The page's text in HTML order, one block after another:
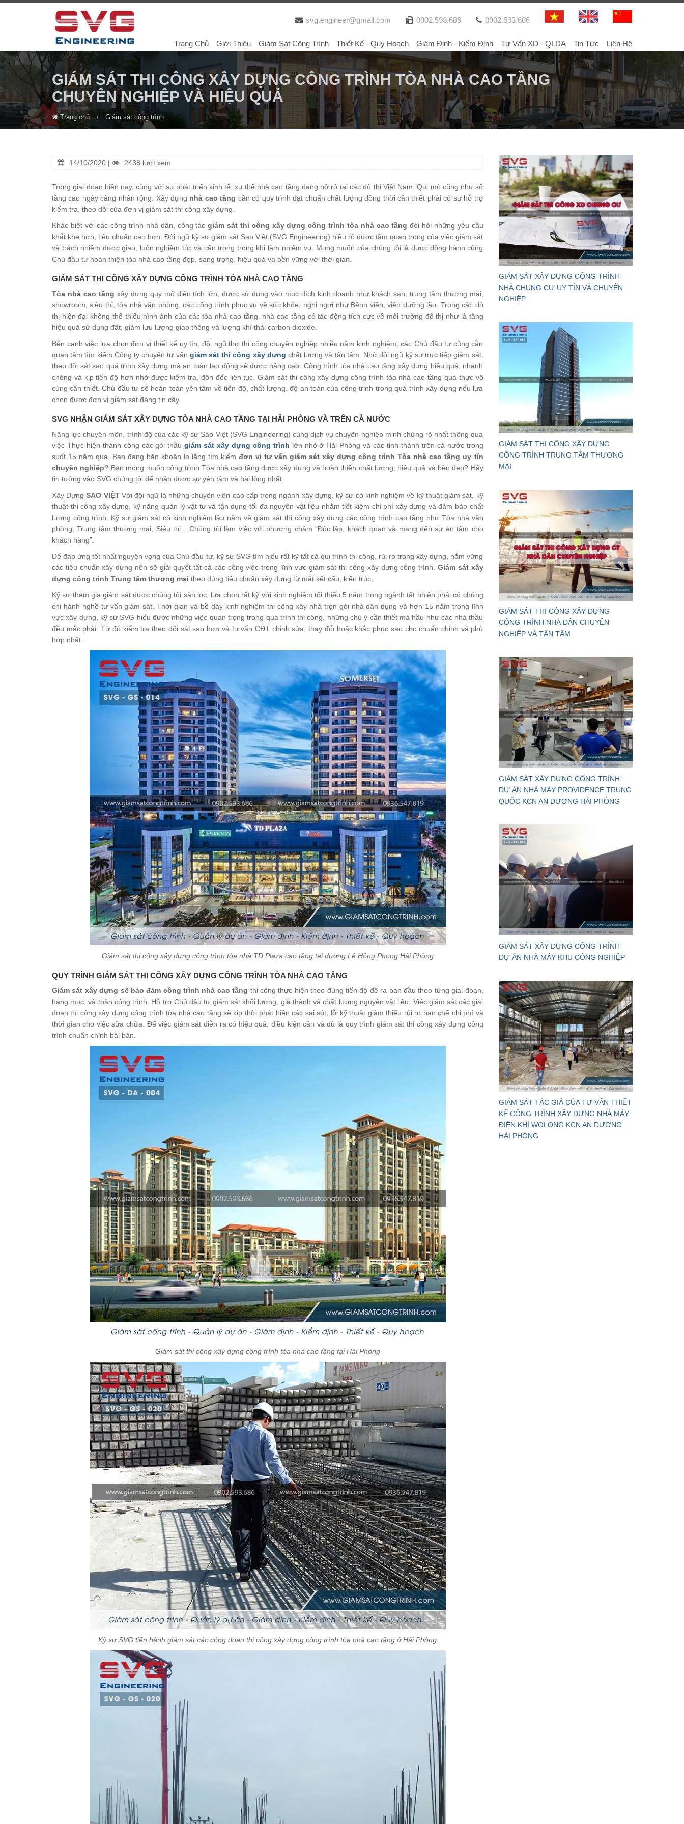
svg.engineer@gmail.com 0902.593.686 0902.593.686
Trang Chủ Giới Thiệu Giám Sát Công Trình Thiết Kế - Quy Hoạch Giám Định - Kiểm Định Tư Vấn XD - QLDA Tin Tức Liên Hệ
GIÁM SÁT THI CÔNG XÂY DỰNG CÔNG TRÌNH TÒA NHÀ CAO TẦNG
CHUYÊN NGHIỆP VÀ HIỆU QUẢ
Trang chủ Giám sát công trình
14/10/2020 | 2438 lượt xem
Trong giai đoạn hiện nay, cùng với sự phát triển kinh tế, xu thế nhà cao tầng đang nở rộ tại các đô thị Việt Nam. Qui mô cũng như số
tầng cao ngày càng nhân rộng. Xây dựng nhà cao tầng cần có quy trình đạt chuẩn chất lượng đồng thời cần thiết phải có sự hỗ trợ
kiểm tra, theo dõi của đơn vị giám sát thi công xây dựng.
Khác biệt với các công trình nhà dân, công tácgiám sát thi công xây dựng công trình tòa nhà cao tầngđòi hỏi những yêu cầu
khắt khe hơn, tiêu chuẩn cao hơn. Đội ngũ kỹ sư giám sát Sao Việt (SVG Engineering) hiểu rõ được tầm quan trọng của việc giám sát
và trách nhiệm được giao, luôn nghiêm túc và cẩn trọng trong khi làm nhiệm vụ. Mong muốn của chúng tôi là được đồng hành cùng
Chủ đầu tư hoàn thiện tòa nhà cao tầng đẹp, sang trọng, hiệu quả và bền vững với thời gian.
GIÁM SÁT THI CÔNG XÂY DỰNG CÔNG TRÌNH TÒA NHÀ CAO TẦNG
Tòa nhà cao tầng xây dựng quy mô diện tích lớn, được sử dụng vào mục đích kinh doanh như khách sạn, trung tâm thương mại,
showroom, siêu thị, tòa nhà văn phòng, các công trình phục vụ về sức khỏe, nghỉ ngơi như Bệnh viện, viện dưỡng lão. Trong các đô
thị hiện đại không thể thiếu hình ảnh của các tòa nhà cao tầng. nhà cao tầng có tác động tích cực về môi trường đô thị như là tăng
hiệu quả sử dụng đất, giảm lưu lượng giao thông và lượng khí thải carbon dioxide.
Bên cạnh việc lựa chọn đơn vị thiết kế uy tín, đội ngũ thợ thi công chuyên nghiệp nhiều năm kinh nghiệm, các Chủ đầu tư cũng cần
quan tâm tìm kiếm Công ty chuyên tư vấn giám sát thi công xây dựng chất lượng và tận tâm. Nhờ đội ngũ kỹ sư trực tiếp giám sát,
theo dõi sát sao quá trình xây dựng mà an toàn lao động sẽ được nâng cao. Công trình tòa nhà cao tầng xây dựng hiệu quả, nhanh
chóng và kịp tiến độ hơn nhờ được kiểm tra, đôn đốc liên tục. Giám sát thi công xây dựng công trình tòa nhà cao tầng quả thực vô
cùng cần thiết. Chủ đầu tư sẽ hoàn toàn yên tâm về tiến độ, chất lượng, độ an toàn của công trinh trong quá trình xây dựng nếu lựa
chọn được đơn vị giám sát đáng tin cậy.
SVG NHẬN GIÁM SÁT XÂY DỰNG TÒA NHÀ CAO TẦNG TẠI HẢI PHÒNG VÀ TRÊN CẢ NƯỚC
Năng lực chuyên môn, trình độ của các kỹ sư Sao Việt (SVG Engineering) cùng dịch vụ chuyên nghiệp minh chứng rõ nhất thông qua
việc Thực hiện thành công các gói thầugiám sát xây dựng công trình lớn nhỏ ở Hải Phòng và các tỉnh thành trên cả nước trong
suốt 15 năm qua. Bạn đang băn khoăn lo lắng tìm kiếmđơn vị tư vấn giám sát xây dựng công trình Tòa nhà cao tầng uy tín
chuyên nghiệp? Bạn mong muốn công trình Tòa nhà cao tầng được xây dựng và hoàn thiện chất lượng, hiệu quả và bền đẹp? Hãy
tin tưởng vào SVG chúng tôi để nhận được sự yên tâm và hài lòng nhất.
Xây Dựng SAO VIỆT Với đội ngũ là những chuyên viên cao cấp trong ngành xây dựng, kỹ sư có kinh nghiệm về kỹ thuật giám sát, kỹ
thuật thi công xây dựng, kỹ năng quản lý vật tư và tận dụng tối đa nguyên vật liệu nhằm tiết kiệm chi phí xây dựng và đảm bảo chất
lượng công trình. Kỹ sư giám sát có kinh nghiệm lâu năm về giám sát thi công xây dựng các công trình cao tầng như Tòa nhà văn
phòng, Trung tâm thương mại, Siêu thị... Chúng tôi làm việc với phương châm “Độc lập, khách quan và mang đến sự an tâm cho
khách hàng”.
Để đáp ứng tốt nhất nguyện vọng của Chủ đầu tư, kỹ sư SVG tìm hiểu rất kỹ tất cả qui trình thi công, rủi ro trong xây dựng, nắm vững
các tiêu chuẩn xây dựng nên sẽ giải quyết tất cả các công việc trong lĩnh vực giám sát thi công xây dựng công trình. Giám sát xây
dựng công trình Trung tâm thương mại theo đúng tiêu chuẩn xây dựng từ mặt kết cấu, kiến trúc,
Kỹ sư tham gia giám sát được chúng tôi sàn lọc, lựa chọn rất kỹ với kinh nghiệm tối thiểu 5 năm trong ngành tất nhiên phải có chứng
chỉ hành nghề tư vấn giám sát. Thời gian và bề dày kinh nghiệm thi công xây nhà trọn gói nhà dân dụng và hơn 15 năm trong lĩnh
vực xây dựng, kỹ sư SVG hiểu được những việc quan trọng trong quá trình thi công, những chú ý cần thiết mà hầu như các nhà thầu
đều mắc phải. Từ đó kiểm tra theo dõi sát sao hơn và tư vấn CĐT chỉnh sửa, thay đổi hoặc khắc phục sao cho chuẩn chỉnh và phù
hợp nhất.
Giám sát thi công xây dựng công trình tòa nhà TD Plaza cao tầng tại đường Lê Hồng Phong Hải Phòng
QUY TRÌNH GIÁM SÁT THI CÔNG XÂY DỰNG CÔNG TRÌNH TÒA NHÀ CAO TẦNG
Giám sát xây dựng sẽ bảo đảm công trình nhà cao tầng thi công thực hiện theo đúng tiến độ đề ra ban đầu theo từng giai đoạn,
hạng mục, và toàn công trình. Hỗ trợ Chủ đầu tư giám sát khối lượng, giá thành và chất lượng nguyên vật liệu. Việc giám sát các giai
đoạn thi công xây dựng công trình tòa nhà cao tầng sẽ kịp thời phát hiện các sai sót, lỗi kỹ thuật giảm thiểu rủi ro hạn chế chi phí và
thời gian cho việc sữa chữa. Để việc giám sát diễn ra có hiệu quả, điều kiện cần và đủ là quy trình giám sát thi công xây dựng công
trình chuẩn chỉnh bài bản.
Giám sát thi công xây dựng công trình tòa nhà cao tầng tại Hải Phòng
Kỹ sư SVG tiến hành giám sát các công đoạn thi công xây dựng công trình tòa nhà cao tầng ở Hải Phòng
GIÁM SÁT XÂY DỰNG CÔNG TRÌNH
NHÀ CHUNG CƯ UY TÍN VÀ CHUYÊN
NGHIỆP
GIÁM SÁT THI CÔNG XÂY DỰNG
CÔNG TRÌNH TRUNG TÂM THƯƠNG
MẠI
GIÁM SÁT THI CÔNG XÂY DỰNG
CÔNG TRÌNH NHÀ DÂN CHUYÊN
NGHIỆP VÀ TẬN TÂM
GIÁM SÁT XÂY DỰNG CÔNG TRÌNH
DỰ ÁN NHÀ MÁY PROVIDENCE TRUNG
QUỐC KCN AN DƯƠNG HẢI PHÒNG
GIÁM SÁT XÂY DỰNG CÔNG TRÌNH
DỰ ÁN NHÀ MÁY KHU CÔNG NGHIỆP
GIÁM SÁT TÁC GIẢ CỦA TƯ VẤN THIẾT
KẾ CÔNG TRÌNH XÂY DỰNG NHÀ MÁY
ĐIỆN KHÍ WOLONG KCN AN DƯƠNG
HẢI PHÒNG